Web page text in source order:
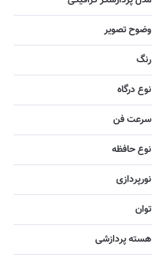
وضوح تصویر
رنگ
نوع درگاه
سرعت فن
نوع حافظه
نورپردازی
توان
هسته پردازشی